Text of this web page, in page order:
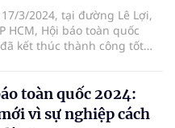
17/3/2024, tại đường Lê Lợi,
HCM, Hội báo toàn quốc
kết thúc thành công tốt
những người trong nghề
lưu, học hỏi; chung sức,
thúc đẩy tinh thần đổi
toàn quốc 2024:
vì sự nghiệp cách